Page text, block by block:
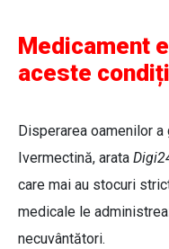
Medicament
aceste
Disperarea oamenilor
Ivermectină, arata
care mai au stocuri
medicale le
necuvântători.